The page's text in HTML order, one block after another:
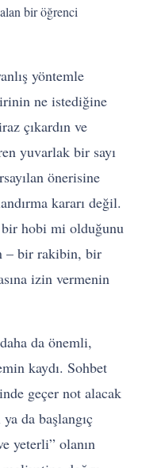
bir öğrenci
yöntemle
ne istediğine
çıkardın ve
yuvarlak bir sayı
önerisine
kararı değil.
hobi mi olduğunu
– bir rakibin, bir
izin vermenin
da önemli,
kaydı. Sohbet
geçer not alacak
da başlangıç
yeterli” olanın